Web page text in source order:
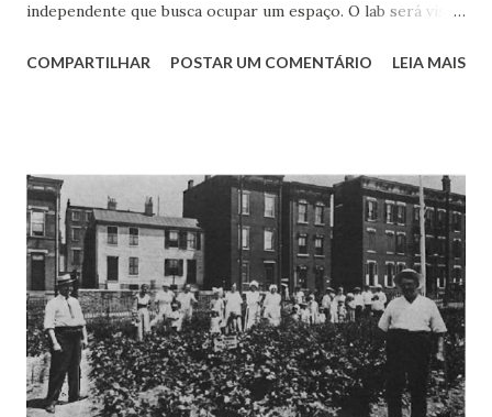
independente que busca ocupar um espaço. O lab será visto
das corporações. Em parte isso é justificado pela aura de
claramente, a palavra disruptura que carrega um certo
rompimento com padrões. Isso cria alguns problemas
iniciais para a organização que começa o funcionamento do
laboratório, tais como: se outras organizações participarão
do laboratório, alguns ajustes serão necessários; a
segurança física/predial pode ser fragilizada com a
presença de “gente de fora”; a segurança digital terá que se
adequar ao ambiente de acesso irrestrito e wifi; os
COMPARTILHAR POSTAR UM COMENTÁRIO LEIA MAIS